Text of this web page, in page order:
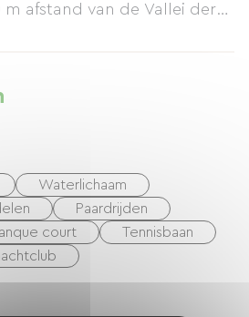
m afstand van de Vallei der
Waterlichaam
Paardrijden
court
Tennisbaan